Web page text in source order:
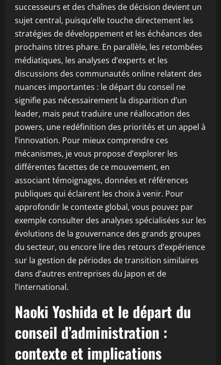
successeurs et des chaînes de décision devient un
sujet central, puisqu’elle touche directement les
stratégies de développement et les échéances des
prochains titres phare. En parallèle, les retombées
médiatiques, les analyses d’experts et les
discussions des communautés online relatent des
nuances importantes : le départ du conseil ne
signifie pas nécessairement la disparition d’un
leader, mais peut traduire une réallocation des
powers, une redéfinition des priorités et un appel à
l’innovation. Pour mieux comprendre ces
mécanismes, je vous propose d’explorer les
différentes facettes de ce mouvement, en
associant témoignages, données et références
publiques qui éclairent les choix à venir. Pour
approfondir le contexte global, vous pouvez par
exemple consulter des analyses spécialisées sur les
évolutions de la gouvernance des grands groupes
du secteur, ou encore lire des retours d’expérience
sur la gestion de périodes de transition similaires
dans d’autres entreprises du Japon et de
l’international.
Naoki Yoshida et le départ du
conseil d’administration :
contexte et implications